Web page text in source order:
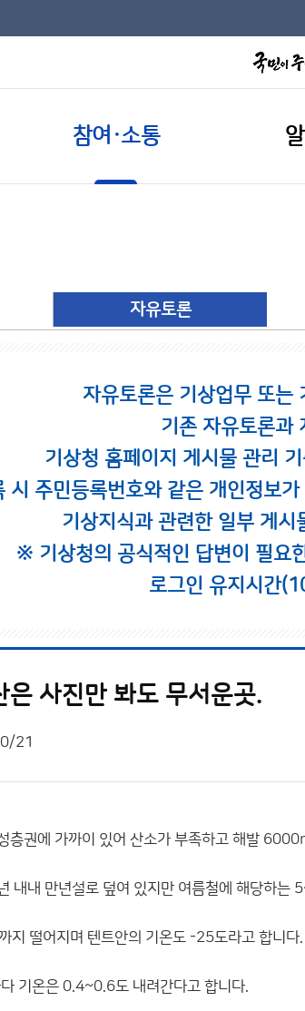
참여·소통
자유토론
자유토론은 기상업무 또는
기존 자유토론과
기상청 홈페이지 게시물 관리
시 주민등록번호와 같은 개인정보
기상지식과 관련한 일부 게
※ 기상청의 공식적인 답변이 필요
로그인 유지시간
은 사진만 봐도 무서운곳.
21
권에 가까이 있어 산소가 부족하고 해발
내내 만년설로 덮여 있지만 여름철에 해당하는
지 떨어지며 텐트안의 기온도 -25도라고 합니다.
기온은 0.4~0.6도 내려간다고 합니다.